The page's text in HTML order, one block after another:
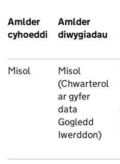
Amlder
cyhoeddi
Amlder
diwygiadau
Misol
Misol
(Chwarterol
ar gyfer
data
Gogledd
Iwerddon)